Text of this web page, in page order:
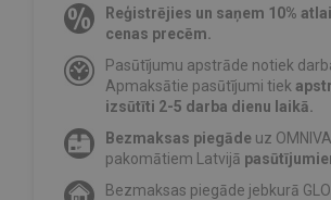
Reģistrējies un saņem 10%
cenas precēm.
Pasūtījumu apstrāde notiek
Apmaksātie pasūtījumi tiek
izsūtīti 2-5 darba dienu laikā.
Bezmaksas piegāde uz OMNIVA
pakomātiem Latvijā
Bezmaksas piegāde jebkurā